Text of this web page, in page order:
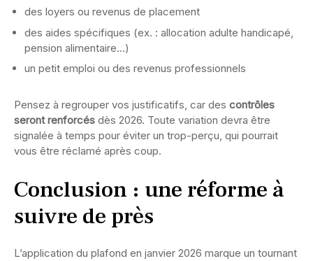
des loyers ou revenus de placement
des aides spécifiques (ex. : allocation adulte handicapé,
pension alimentaire…)
un petit emploi ou des revenus professionnels
Pensez à regrouper vos justificatifs, car des contrôles
seront renforcés dès 2026. Toute variation devra être
signalée à temps pour éviter un trop-perçu, qui pourrait
vous être réclamé après coup.
Conclusion : une réforme à
suivre de près
L’application du plafond en janvier 2026 marque un tournant